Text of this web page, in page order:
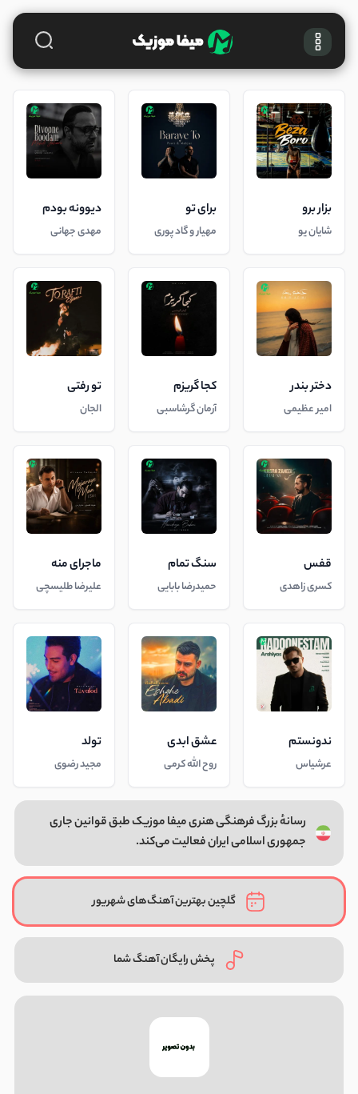
بزار برو
شایان یو
برای تو
مهیار و گاد پوری
دیوونه بودم
مهدی جهانی
دختر بندر
امیر عظیمی
کجا گریزم
آرمان گرشاسبی
تو رفتی
الجان
قفس
کسری زاهدی
سنگ تمام
حمیدرضا بابایی
ماجرای منه
علیرضا طلیسچی
ندونستم
عرشیاس
عشق ابدی
روح الله کرمی
تولد
مجید رضوی
رسانهٔ بزرگ فرهنگی هنری میفا موزیک طبق قوانین جاری
جمهوری اسلامی ایران فعالیت می‌کند.
گلچین بهترین آهنگ‌های شهریور
پخش رایگان آهنگ شما